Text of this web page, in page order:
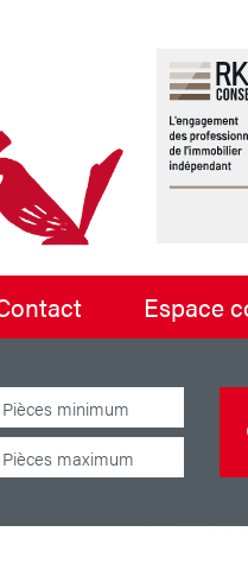
contact espace